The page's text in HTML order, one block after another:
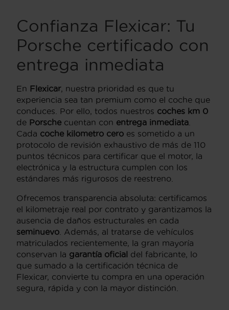
Confianza Flexicar: Tu
Porsche certificado con
entrega inmediata
En Flexicar, nuestra prioridad es que tu
experiencia sea tan premium como el coche que
conduces. Por ello, todos nuestros coches km 0
de Porsche cuentan con entrega inmediata
Cada coche kilometro cero es sometido a un
protocolo de revisión exhaustivo de más de 110
puntos técnicos para certificar que el motor, la
electrónica y la estructura cumplen con los
estándares más rigurosos de reestreno.
Ofrecemos transparencia absoluta: certificamos
el kilometraje real por contrato y garantizamos la
ausencia de daños estructurales en cada
seminuevo . Además, al tratarse de vehículos
matriculados recientemente, la gran mayoría
conservan la garantía oficial del fabricante, lo
que sumado a la certificación técnica de
Flexicar, convierte tu compra en una operación
segura, rápida y con la mayor distinción.